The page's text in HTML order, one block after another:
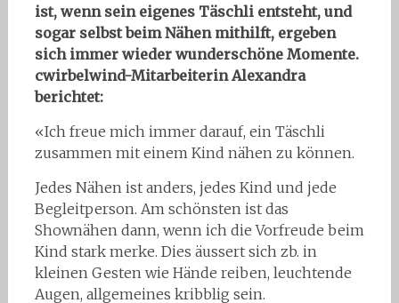
ist, wenn sein eigenes Täschli entsteht, und
sogar selbst beim Nähen mithilft, ergeben
sich immer wieder wunderschöne Momente.
cwirbelwind-Mitarbeiterin Alexandra
berichtet:
«Ich freue mich immer darauf, ein Täschli
zusammen mit einem Kind nähen zu können.
Jedes Nähen ist anders, jedes Kind und jede
Begleitperson. Am schönsten ist das
Shownähen dann, wenn ich die Vorfreude beim
Kind stark merke. Dies äussert sich zb. in
kleinen Gesten wie Hände reiben, leuchtende
Augen, allgemeines kribblig sein.